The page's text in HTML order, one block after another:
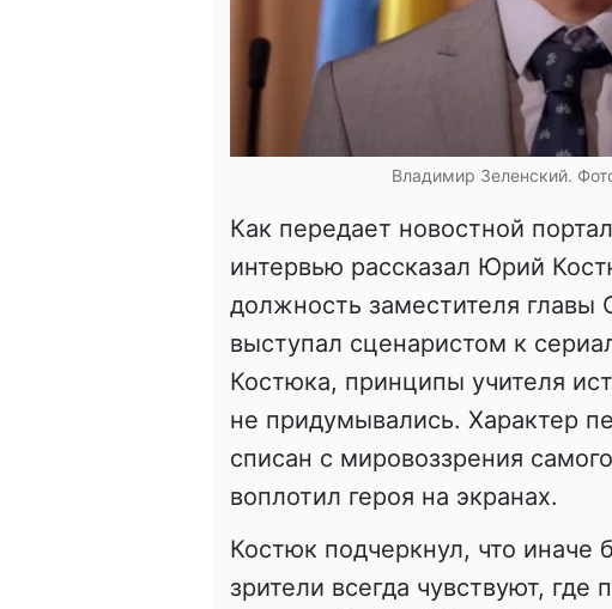
Владимир Зеленский.
Как передает новостной портал
интервью рассказал Юрий
должность заместителя главы
выступал сценаристом к
Костюка, принципы учителя
не придумывались. Характер
списан с мировоззрения
воплотил героя на экранах.
Костюк подчеркнул, что
зрители всегда чувствуют,